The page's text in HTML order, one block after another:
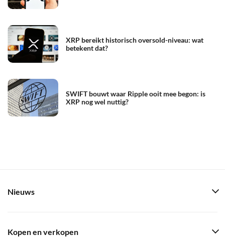
XRP bereikt historisch oversold-niveau: wat
betekent dat?
SWIFT bouwt waar Ripple ooit mee begon: is
XRP nog wel nuttig?
Nieuws
Kopen en verkopen